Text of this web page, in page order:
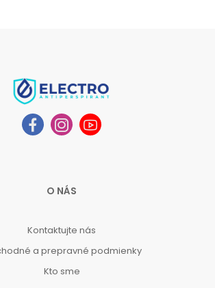
O NÁS
Kontaktujte nás
a prepravné podmienky
Kto sme